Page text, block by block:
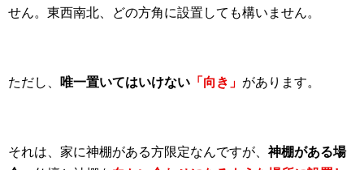
せん。東西南北、どの方角に設置しても構いません。
ただし、 唯一置いてはいけない 「向き」 があります。
それは、家に神棚がある方限定なんですが、神棚がある場